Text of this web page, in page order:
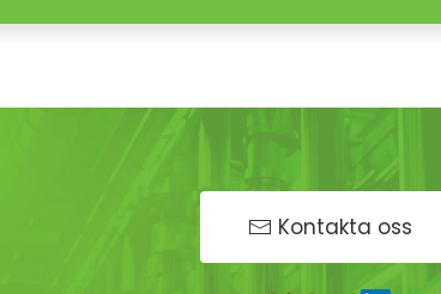
Kontakta oss